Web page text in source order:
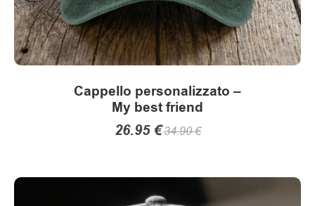
Cappello personalizzato –
My best friend
26.95€34.90€
prodotto
ha